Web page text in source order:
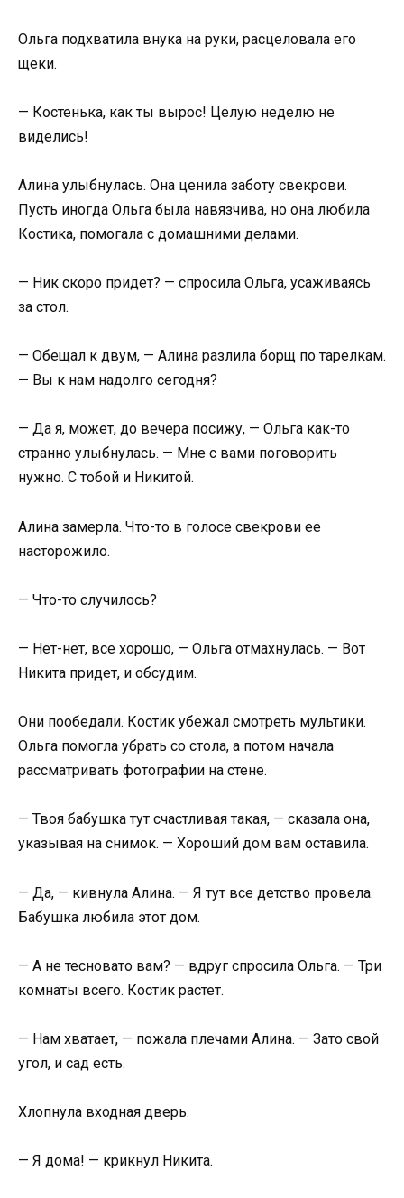
Ольга подхватила внука на руки, расцеловала его
щеки.
— Костенька, как ты вырос! Целую неделю не
виделись!
Алина улыбнулась. Она ценила заботу свекрови.
Пусть иногда Ольга была навязчива, но она любила
Костика, помогала с домашними делами.
— Ник скоро придет? — спросила Ольга, усаживаясь
за стол.
— Обещал к двум, — Алина разлила борщ по тарелкам.
— Вы к нам надолго сегодня?
— Да я, может, до вечера посижу, — Ольга как-то
странно улыбнулась. — Мне с вами поговорить
нужно. С тобой и Никитой.
Алина замерла. Что-то в голосе свекрови ее
насторожило.
— Что-то случилось?
— Нет-нет, все хорошо, — Ольга отмахнулась. — Вот
Никита придет, и обсудим.
Они пообедали. Костик убежал смотреть мультики.
Ольга помогла убрать со стола, а потом начала
рассматривать фотографии на стене.
— Твоя бабушка тут счастливая такая, — сказала она,
указывая на снимок. — Хороший дом вам оставила.
— Да, — кивнула Алина. — Я тут все детство провела.
Бабушка любила этот дом.
— А не тесновато вам? — вдруг спросила Ольга. — Три
комнаты всего. Костик растет.
— Нам хватает, — пожала плечами Алина. — Зато свой
угол, и сад есть.
Хлопнула входная дверь.
— Я дома! — крикнул Никита.